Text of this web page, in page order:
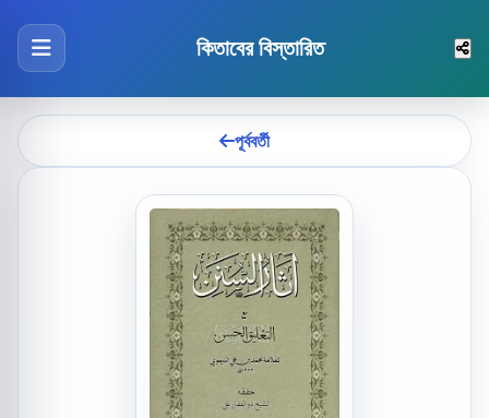
কিতাবের বিস্তারিত
পূর্ববর্তী